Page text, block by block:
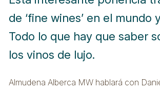
de ‘fine wines’ en el
Todo lo que hay que saber
los vinos de lujo.
Almudena Alberca MW hablará con